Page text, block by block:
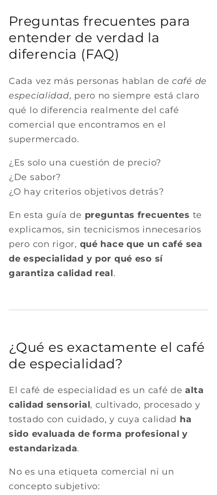
Preguntas frecuentes para
entender de verdad la
diferencia (FAQ)
Cada vez más personas hablan decafé de
especialidad, pero no siempre está claro
qué lo diferencia realmente del café
comercial que encontramos en el
supermercado.
¿Es solo una cuestión de precio?
¿De sabor?
¿O hay criterios objetivos detrás?
En esta guía de preguntas frecuentes te
explicamos, sin tecnicismos innecesarios
pero con rigor, qué hace que un café sea
de especialidad y por qué eso sí
garantiza calidad real.
¿Qué es exactamente el café
de especialidad?
El café de especialidad es un café dealta
calidad sensorial, cultivado, procesado y
tostado con cuidado, y cuya calidad ha
sido evaluada de forma profesional y
estandarizada.
No es una etiqueta comercial ni un
concepto subjetivo: